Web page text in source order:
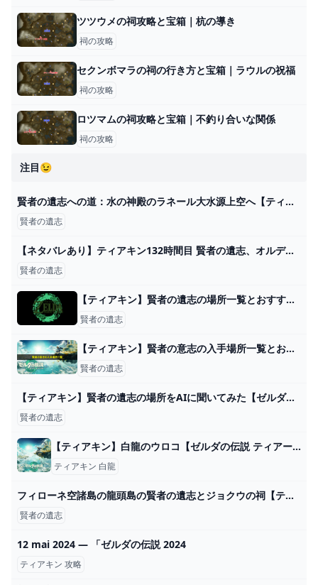
ツツウメの祠攻略と宝箱｜杭の導き
祠の攻略
セクンボマラの祠の行き方と宝箱｜ラウルの祝福
祠の攻略
ロツマムの祠攻略と宝箱｜不釣り合いな関係
祠の攻略
注目😉
賢者の遺志への道：水の神殿のラネール大水源上空へ【ティアキン攻略】 とあるゲームブログの軌跡
賢者の遺志
【ネタバレあり】ティアキン132時間目 賢者の遺志、オルディンの大化石
賢者の遺志
【ティアキン】賢者の遺志の場所一覧とおすすめ強化優先度【ゼルダの伝説ティアーズオブザキングダム】｜ゲームエイト
賢者の遺志
【ティアキン】賢者の意志の入手場所一覧とおすすめ使い道｜誰に使うべき？ ワイトのゲーム案内所
賢者の遺志
【ティアキン】賢者の遺志の場所をAIに聞いてみた【ゼルダの伝説ティアーズオブザキングダム】 : NANDEMOAI
賢者の遺志
【ティアキン】白龍のウロコ【ゼルダの伝説 ティアーズオブザキングダム】 hyperWiki
ティアキン 白龍
フィローネ空諸島の龍頭島の賢者の遺志とジョクウの祠【ティアキン攻略】 とあるゲームブログの軌跡
賢者の遺志
12 mai 2024 — 「ゼルダの伝説 2024
ティアキン 攻略